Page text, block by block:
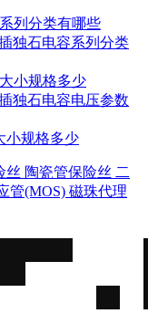
列分类有哪些
独石电容系列分类
小规格多少
独石电容电压参数
小规格多少
丝 陶瓷管保险丝 二
管(MOS) 磁珠代理